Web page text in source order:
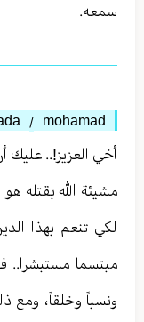
سمعه.
mohamad
/
أخي العزيز!.. عليك
مشيئة الله بقتله
لكي تنعم بهذا
مبتسما مستبشرا..
ونسباً وخلقاً، ومع